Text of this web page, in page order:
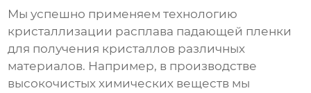
Мы успешно применяем технологию
кристаллизации расплава падающей пленки
для получения кристаллов различных
материалов. Например, в производстве
высокочистых химических веществ мы